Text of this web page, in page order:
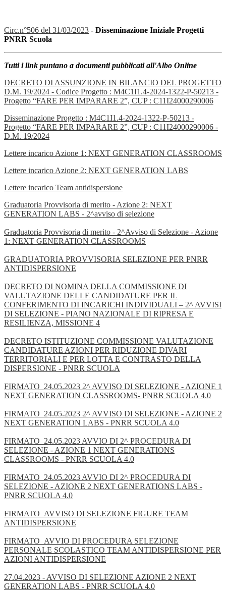
Circ.n°506 del 31/03/2023 - Disseminazione Iniziale Progetti
PNRR Scuola
Tutti i link puntano a documenti pubblicati all'Albo Online
DECRETO DI ASSUNZIONE IN BILANCIO DEL PROGETTO
D.M. 19/2024 - Codice Progetto : M4C1I1.4-2024-1322-P-50213 -
Progetto “FARE PER IMPARARE 2”, CUP : C11I24000290006
Disseminazione Progetto : M4C1I1.4-2024-1322-P-50213 -
Progetto “FARE PER IMPARARE 2”, CUP : C11I24000290006 -
D.M. 19/2024
Lettere incarico Azione 1: NEXT GENERATION CLASSROOMS
Lettere incarico Azione 2: NEXT GENERATION LABS
Lettere incarico Team antidispersione
Graduatoria Provvisoria di merito - Azione 2: NEXT
GENERATION LABS - 2^avviso di selezione
Graduatoria Provvisoria di merito - 2^Avviso di Selezione - Azione
1: NEXT GENERATION CLASSROOMS
GRADUATORIA PROVVISORIA SELEZIONE PER PNRR
ANTIDISPERSIONE
DECRETO DI NOMINA DELLA COMMISSIONE DI
VALUTAZIONE DELLE CANDIDATURE PER IL
CONFERIMENTO DI INCARICHI INDIVIDUALI – 2^ AVVISI
DI SELEZIONE - PIANO NAZIONALE DI RIPRESA E
RESILIENZA, MISSIONE 4
DECRETO ISTITUZIONE COMMISSIONE VALUTAZIONE
CANDIDATURE AZIONI PER RIDUZIONE DIVARI
TERRITORIALI E PER LOTTA E CONTRASTO DELLA
DISPERSIONE - PNRR SCUOLA
FIRMATO_24.05.2023 2^ AVVISO DI SELEZIONE - AZIONE 1
NEXT GENERATION CLASSROOMS- PNRR SCUOLA 4.0
FIRMATO_24.05.2023 2^ AVVISO DI SELEZIONE - AZIONE 2
NEXT GENERATION LABS - PNRR SCUOLA 4.0
FIRMATO_24.05.2023 AVVIO DI 2^ PROCEDURA DI
SELEZIONE - AZIONE 1 NEXT GENERATIONS
CLASSROOMS - PNRR SCUOLA 4.0
FIRMATO_24.05.2023 AVVIO DI 2^ PROCEDURA DI
SELEZIONE - AZIONE 2 NEXT GENERATIONS LABS -
PNRR SCUOLA 4.0
FIRMATO_AVVISO DI SELEZIONE FIGURE TEAM
ANTIDISPERSIONE
FIRMATO_AVVIO DI PROCEDURA SELEZIONE
PERSONALE SCOLASTICO TEAM ANTIDISPERSIONE PER
AZIONI ANTIDISPERSIONE
27.04.2023 - AVVISO DI SELEZIONE AZIONE 2 NEXT
GENERATION LABS - PNRR SCUOLA 4.0